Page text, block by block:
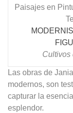
Paisajes en
Cultivos
Las obras de
modernos, son
capturar la
esplendor.